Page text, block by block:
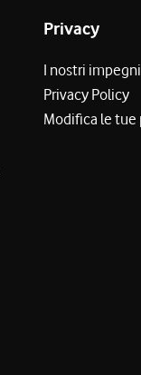
Privacy
I nostri
Privacy Policy
Modifica le tue